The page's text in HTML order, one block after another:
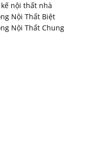
nội thất nhà
Nội Thất Biệt
Nội Thất Chung